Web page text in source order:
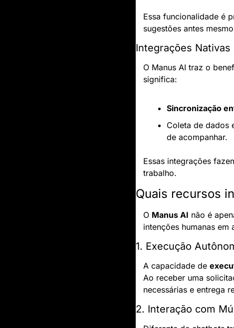
Essa funcionalidade é
sugestões antes
Integrações Nativas
O Manus AI traz o
significa:
Sincronização
Coleta de dados
de acompanhar.
Essas integrações
trabalho.
Quais recursos
O Manus AI não é
intenções humanas
1. Execução
A capacidade de
Ao receber uma
necessárias e entrega
2. Interação com